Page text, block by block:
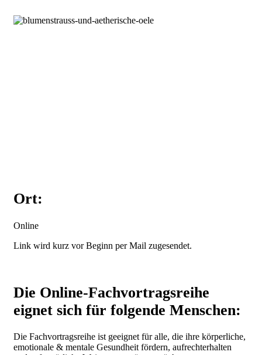
Ort:
Online
Link wird kurz vor Beginn per Mail zugesendet.
Die Online-Fachvortragsreihe
eignet sich für folgende Menschen:
Die Fachvortragsreihe ist geeignet für alle, die ihre körperliche,
emotionale & mentale Gesundheit fördern, aufrechterhalten